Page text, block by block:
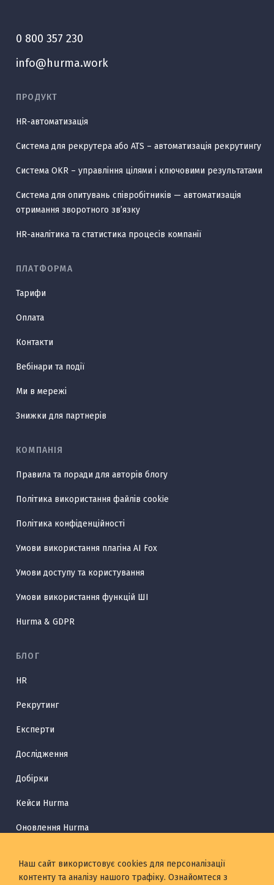
0 800 357 230
info@hurma.work
ПРОДУКТ
HR-автоматизація
Система для рекрутера або ATS – автоматизація рекрутингу
Система OKR – управління цілями і ключовими результатами
Система для опитувань співробітників — автоматизація
отримання зворотного звʼязку
HR-аналітика та статистика процесів компанії
ПЛАТФОРМА
Тарифи
Оплата
Контакти
Вебінари та події
Ми в мережі
Знижки для партнерів
КОМПАНІЯ
Правила та поради для авторів блогу
Політика використання файлів cookie
Політика конфіденційності
Умови використання плагіна AI Fox
Умови доступу та користування
Умови використання функцій ШІ
Hurma & GDPR
БЛОГ
HR
Рекрутинг
Експерти
Дослідження
Добірки
Кейси Hurma
Оновлення Hurma
Наш сайт використовує cookies для персоналізації
контенту та аналізу нашого трафіку. Ознайомтеся з